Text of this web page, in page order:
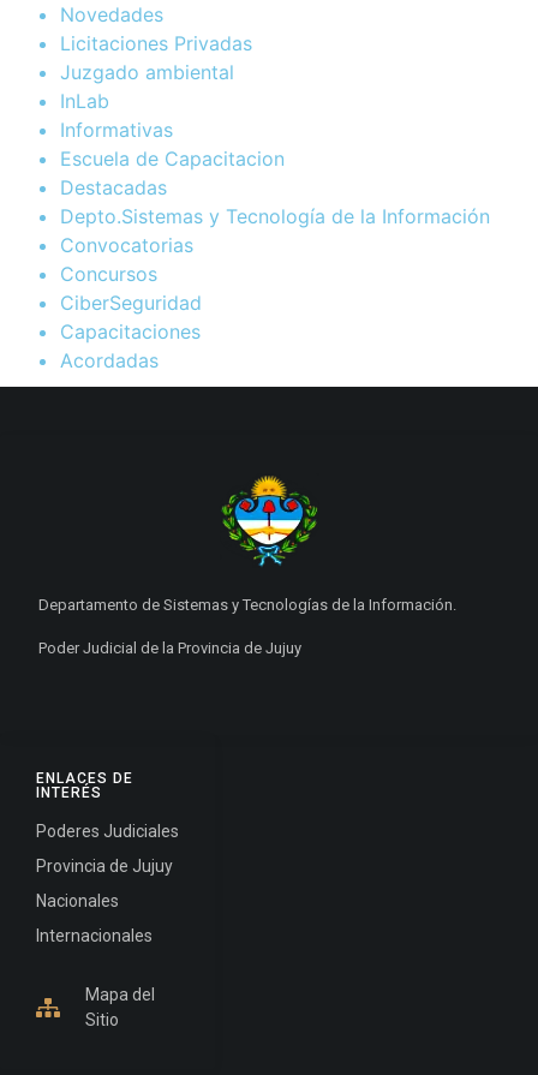
Novedades
Licitaciones Privadas
Juzgado ambiental
InLab
Informativas
Escuela de Capacitacion
Destacadas
Depto.Sistemas y Tecnología de la Información
Convocatorias
Concursos
CiberSeguridad
Capacitaciones
Acordadas
ENLACES DE
INTERÉS
Poderes Judiciales
Provincia de Jujuy
Nacionales
Internacionales
Mapa del
Sitio
Departamento de Sistemas y Tecnologías de la Información.
Poder Judicial de la Provincia de Jujuy